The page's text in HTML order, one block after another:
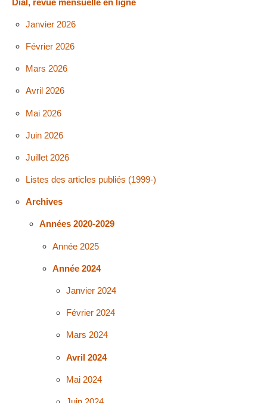
Janvier 2026
Février 2026
Mars 2026
Avril 2026
Mai 2026
Juin 2026
Juillet 2026
Listes des articles publiés (1999-)
Archives
Années 2020-2029
Année 2025
Année 2024
Janvier 2024
Février 2024
Mars 2024
Avril 2024
Mai 2024